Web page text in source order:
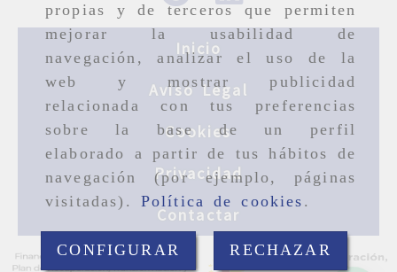
propias y de terceros que permiten
mejorar la usabilidad de
navegación, analizar el uso de la
web y mostrar publicidad
relacionada con tus preferencias
sobre la base de un perfil
elaborado a partir de tus hábitos de
navegación (por ejemplo, páginas
visitadas). Política de cookies .
CONFIGURAR RECHAZAR
Inicio
Aviso Legal
Cookies
Privacidad
Contactar